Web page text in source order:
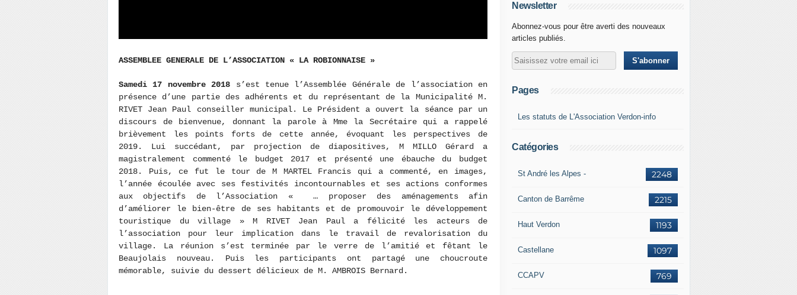
ASSEMBLEE GENERALE DE L’ASSOCIATION « LA ROBIONNAISE »
Samedi 17 novembre 2018 s’est tenue l’Assemblée Générale de l’association en
présence d’une partie des adhérents et du représentant de la Municipalité M.
RIVET Jean Paul conseiller municipal. Le Président a ouvert la séance par un
discours de bienvenue, donnant la parole à Mme la Secrétaire qui a rappelé
brièvement les points forts de cette année, évoquant les perspectives de
2019. Lui succédant, par projection de diapositives, M MILLO Gérard a
magistralement commenté le budget 2017 et présenté une ébauche du budget
2018. Puis, ce fut le tour de M MARTEL Francis qui a commenté, en images,
l’année écoulée avec ses festivités incontournables et ses actions conformes
aux objectifs de l’Association « … proposer des aménagements afin
d’améliorer le bien-être de ses habitants et de promouvoir le développement
touristique du village » M RIVET Jean Paul a félicité les acteurs de
l’association pour leur implication dans le travail de revalorisation du
village. La réunion s’est terminée par le verre de l’amitié et fêtant le
Beaujolais nouveau. Puis les participants ont partagé une choucroute
mémorable, suivie du dessert délicieux de M. AMBROIS Bernard.
Newsletter
Abonnez-vous pour être averti des nouveaux
articles publiés.
Pages
Les statuts de L'Association Verdon-info
Catégories
2248
St André les Alpes -
2215
Canton de Barrême
1193
Haut Verdon
1097
Castellane
769
CCAPV